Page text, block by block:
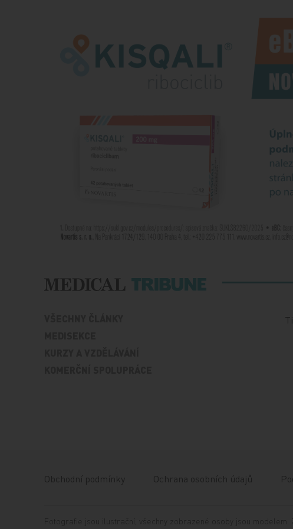
Obchodní podmínky Ochrana osobních údajů
Fotografie jsou ilustrační, všechny zobrazené osoby jsou modelem.